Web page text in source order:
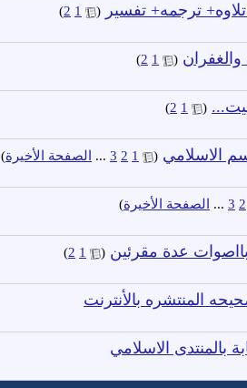
ترجمه+ تفسير (
1
2
)
(
1
2
)
(
1
2
)
الاسلامي (
1
2
3
... الصفحة الأخيرة)
2
3
... الصفحة الأخيرة)
عدة مقرئين (
1
2
)
المنتشره بالأنترنت
بالمنتدى الاسلامي